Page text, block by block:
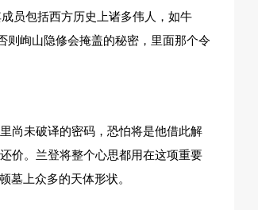
员包括西方历史上诸多伟人，如牛
则峋山隐修会掩盖的秘密，里面那个令
尚未破译的密码，恐怕将是他借此解
价。兰登将整个心思都用在这项重要
墓上众多的天体形状。